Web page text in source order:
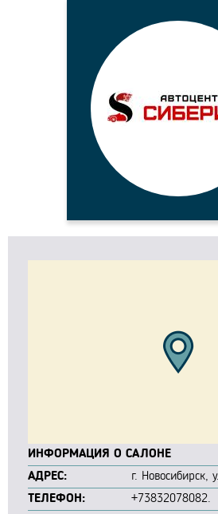
ИНФОРМАЦИЯ О САЛОНЕ
АДРЕС:
г. Новосибирск,
ТЕЛЕФОН:
+73832078082.